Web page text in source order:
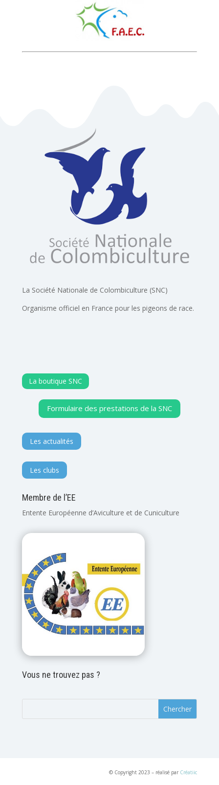
La Société Nationale de Colombiculture (SNC)
Organisme officiel en France pour les pigeons de race.
La boutique SNC
Formulaire des prestations de la SNC
Les actualités
Les clubs
Membre de l’EE
Entente Européenne d’Aviculture et de Cuniculture
Vous ne trouvez pas ?
© Copyright 2023 – réalisé par Créatiic